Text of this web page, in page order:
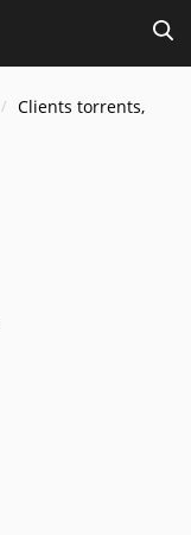
Clients torrents,